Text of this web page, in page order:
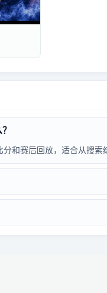
和赛后回放，适合从搜索